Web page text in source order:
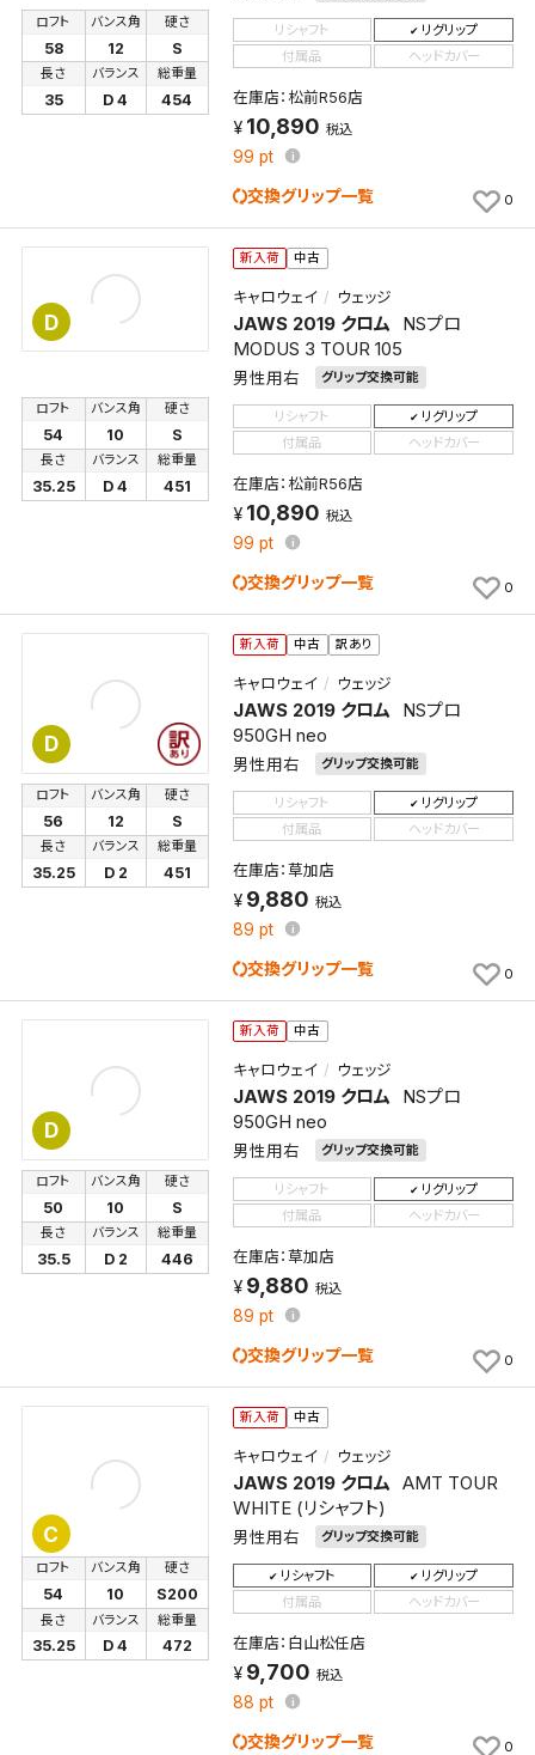
ロフト
58
バンス角
12
硬さ
S
長さ
35
バランス
D 4
総重量
454
リシャフト
リグリップ
付属品
ヘッドカバー
在庫店：松前R56店
10,890 税込
99 pt
交換グリップ一覧 0
D
新入荷 中古
キャロウェイ ウェッジ
JAWS 2019 クロム
NSプロ
MODUS 3 TOUR 105
男性用右 グリップ交換可能
ロフト
54
バンス角
10
硬さ
S
長さ
35.25
バランス
D 4
総重量
451
リシャフト
リグリップ
付属品
ヘッドカバー
在庫店：松前R56店
10,890 税込
99 pt
交換グリップ一覧 0
D
新入荷 中古 訳あり
キャロウェイ ウェッジ
JAWS 2019 クロム
NSプロ
950GH neo
男性用右 グリップ交換可能
ロフト
56
バンス角
12
硬さ
S
長さ
35.25
バランス
D 2
総重量
451
リシャフト
リグリップ
付属品
ヘッドカバー
在庫店：草加店
9,880 税込
89 pt
交換グリップ一覧 0
D
新入荷 中古
キャロウェイ ウェッジ
JAWS 2019 クロム
NSプロ
950GH neo
男性用右 グリップ交換可能
ロフト
50
バンス角
10
硬さ
S
長さ
35.5
バランス
D 2
総重量
446
リシャフト
リグリップ
付属品
ヘッドカバー
在庫店：草加店
9,880 税込
89 pt
交換グリップ一覧 0
C
新入荷 中古
キャロウェイ ウェッジ
JAWS 2019 クロム AMT TOUR
WHITE (リシャフト)
男性用右 グリップ交換可能
ロフト
54
バンス角
10
硬さ
S200
長さ
35.25
バランス
D 4
総重量
472
リシャフト
リグリップ
付属品
ヘッドカバー
在庫店：白山松任店
9,700 税込
88 pt
交換グリップ一覧 0
検索条件を保存
この検索条件をマイページ内「保存検索条件一覧」に
保存します。
よく探す商品を、毎回条件指定することなく簡単に開
検索条件
新着通知
新着通知を「する」にすると、この条件に一致する商品
が入荷した際に、メール及びお客様のアカウント内の
「お知らせ」で通知します。
保存された検索条件は変更できません。
条件を変更したい場合は、マイページの「保存検索条
保存する
キャンセル
検索条件を保存
検索条件を保存しました。
これまで保存した検索条件は、マイページの「保存検
索条件一覧」で確認できます。